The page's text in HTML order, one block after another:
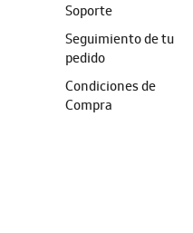
Soporte
Seguimiento de tu
pedido
Condiciones de
Compra